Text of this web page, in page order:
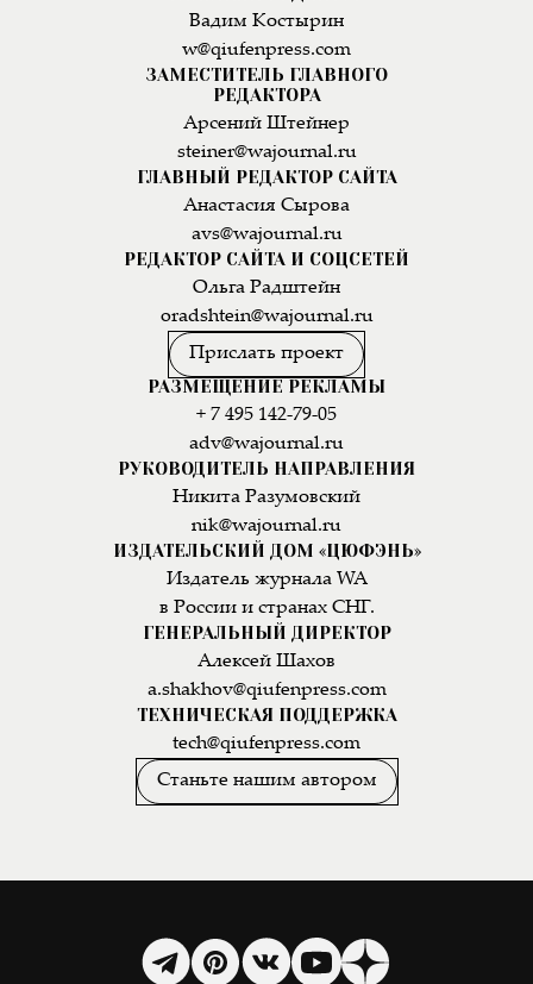
Вадим Костырин
w@qiufenpress.com
ЗАМЕСТИТЕЛЬ ГЛАВНОГО
РЕДАКТОРА
Арсений Штейнер
steiner@wajournal.ru
ГЛАВНЫЙ РЕДАКТОР САЙТА
Анастасия Сырова
avs@wajournal.ru
РЕДАКТОР САЙТА И СОЦСЕТЕЙ
Ольга Радштейн
oradshtein@wajournal.ru
Прислать проект
РАЗМЕЩЕНИЕ РЕКЛАМЫ
+ 7 495 142-79-05
adv@wajournal.ru
РУКОВОДИТЕЛЬ НАПРАВЛЕНИЯ
Никита Разумовский
nik@wajournal.ru
ИЗДАТЕЛЬСКИЙ ДОМ «ЦЮФЭНЬ»
Издатель журнала WA
в России и странах СНГ.
ГЕНЕРАЛЬНЫЙ ДИРЕКТОР
Алексей Шахов
a.shakhov@qiufenpress.com
ТЕХНИЧЕСКАЯ ПОДДЕРЖКА
tech@qiufenpress.com
Станьте нашим автором